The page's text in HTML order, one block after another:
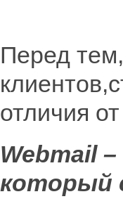
Перед
отличия
Webmail
который